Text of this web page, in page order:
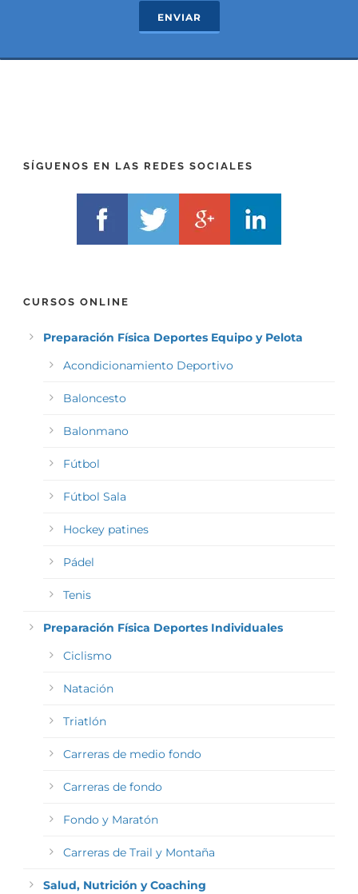
ENVIAR
SÍGUENOS EN LAS REDES SOCIALES
CURSOS ONLINE
Preparación Física Deportes Equipo y Pelota
Acondicionamiento Deportivo
Baloncesto
Balonmano
Fútbol
Fútbol Sala
Hockey patines
Pádel
Tenis
Preparación Física Deportes Individuales
Ciclismo
Natación
Triatlón
Carreras de medio fondo
Carreras de fondo
Fondo y Maratón
Carreras de Trail y Montaña
Salud, Nutrición y Coaching